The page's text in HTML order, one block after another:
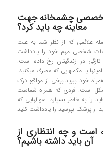
تخصصی چشمخانه جهت
معاینه چه باید کرد؟
علائمی که از نظر شما به علت
شخصی مهم خود را یادداشت
در زندگی­تان رخ داده است.
یا مکمل­هایی که مصرف می­کنید.
خود ببرید.برخی از مواقع درک
است. فردی که همراه شماست
به خاطر بسپارد. سوال­هایی که
است و چه انتظاری از
آن باید داشته باشیم؟